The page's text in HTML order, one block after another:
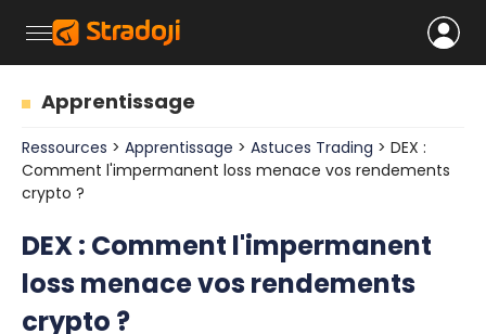
Apprentissage
Ressources > Apprentissage > Astuces Trading > DEX :
Comment l'impermanent loss menace vos rendements
crypto ?
DEX : Comment l'impermanent
loss menace vos rendements
crypto ?